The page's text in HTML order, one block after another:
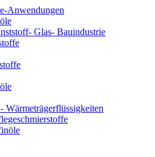
Anwendungen
Glas- Bauindustrie
Wärmeträgerflüssigkeiten